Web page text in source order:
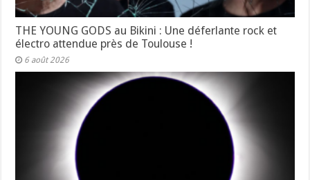
THE YOUNG GODS au Bikini : Une déferlante rock et
électro attendue près de Toulouse !
6 août 2026